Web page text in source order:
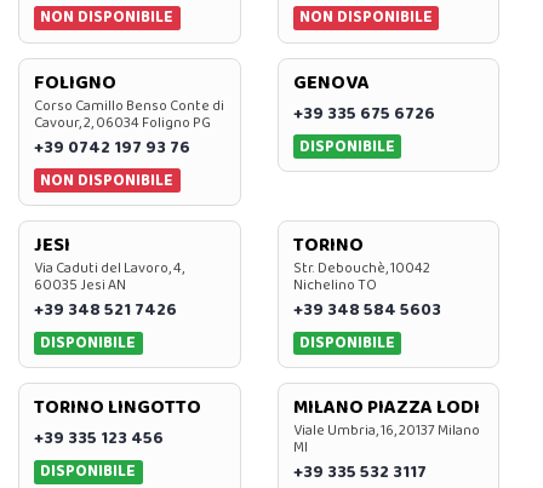
NON DISPONIBILE
NON DISPONIBILE
FOLIGNO
Corso Camillo Benso Conte di
Cavour, 2, 06034 Foligno PG
+39 0742 197 93 76
NON DISPONIBILE
GENOVA
+39 335 675 6726
DISPONIBILE
JESI
Via Caduti del Lavoro, 4,
60035 Jesi AN
+39 348 521 7426
DISPONIBILE
TORINO
Str. Debouchè, 10042
Nichelino TO
+39 348 584 5603
DISPONIBILE
TORINO LINGOTTO
+39 335 123 456
DISPONIBILE
MILANO PIAZZA LODI
Viale Umbria, 16, 20137 Milano
MI
+39 335 532 3117